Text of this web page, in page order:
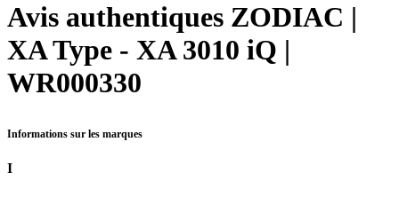
Avis authentiques ZODIAC |
XA Type - XA 3010 iQ |
WR000330
Informations sur les marques
I